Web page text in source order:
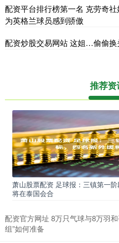
配资平台排行榜第一名 克劳奇
为英格兰球员感到骄傲
配资炒股交易网站 这姐…偷偷换
推荐资
萧山股票配资 足球报：三镇第一
将在泰国会合
配资官方网址 8万只气球与8万羽
组”如何准备